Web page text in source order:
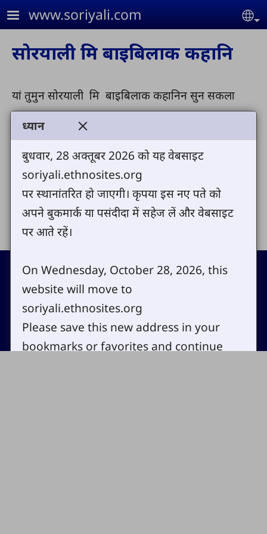
Skip to main content
www.soriyali.com
सोरयाली मि बाइबिलाक कहानि
यां तुमुन सोरयाली मि बाइबिलाक कहानिन सुन सकला
Play
1.14%
Auto advance
Share
Footer
Contact
Copyright
Site map
Privacy policy
Cookie settings
Log in
ध्यान
बुधवार, 28 अक्तूबर 2026 को यह वेबसाइट
soriyali.ethnosites.org
पर स्थानांतरित हो जाएगी। कृपया इस नए पते को
अपने बुकमार्क या पसंदीदा में सहेज लें और वेबसाइट
पर आते रहें।
On Wednesday, October 28, 2026, this
website will move to
soriyali.ethnosites.org
Please save this new address in your
bookmarks or favorites and continue